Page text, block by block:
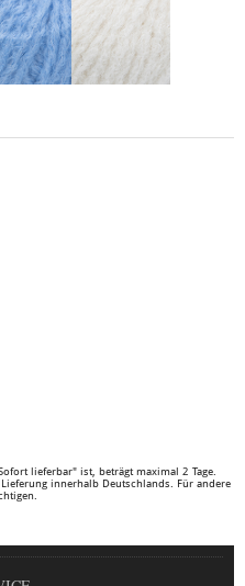
lieferbar" ist, beträgt maximal 2 Tage.
innerhalb Deutschlands. Für andere